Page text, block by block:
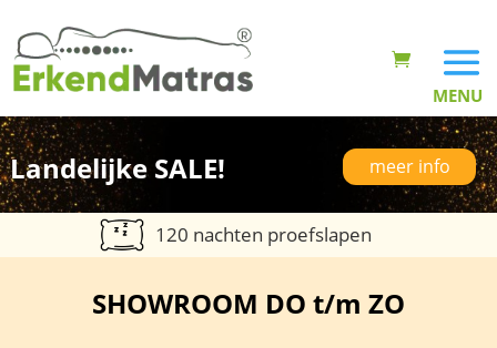
Landelijke SALE! meer info
120 nachten proefslapen
SHOWROOM DO t/m ZO